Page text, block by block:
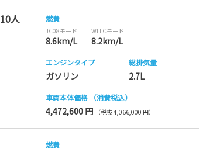
人
燃費
JC08モード
8.6km/L
WLTCモード
8.2km/L
エンジンタイプ
ガソリン
総排気量
2.7L
車両本体価格 （消費税込）
4,472,600 円 （税抜 4,066,000 円）
燃費